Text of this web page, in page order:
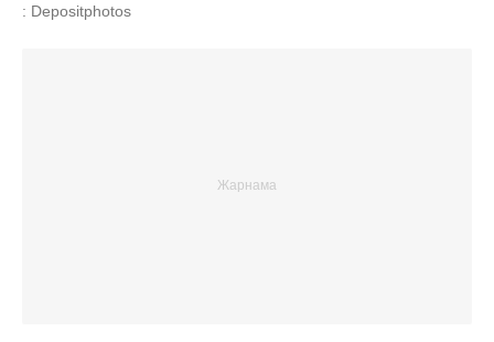
: Depositphotos